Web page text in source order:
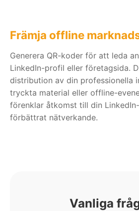
Främja offline
Generera QR-koder för att leda
LinkedIn-profil eller företagsida.
distribution av din professionella
tryckta material eller offline-
förenklar åtkomst till din
förbättrat nätverkande.
Vanliga